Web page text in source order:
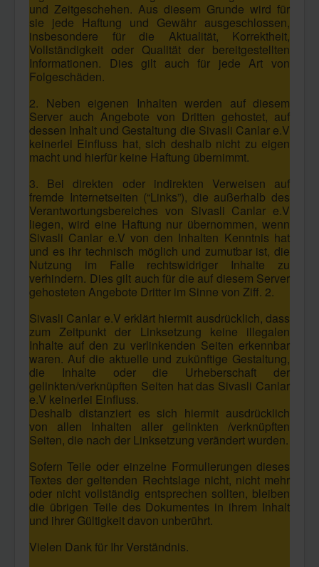
und Zeitgeschehen. Aus diesem Grunde wird für
sie jede Haftung und Gewähr ausgeschlossen,
insbesondere für die Aktualität, Korrektheit,
Vollständigkeit oder Qualität der bereitgestellten
Informationen. Dies gilt auch für jede Art von
Folgeschäden.
2. Neben eigenen Inhalten werden auf diesem
Server auch Angebote von Dritten gehostet, auf
dessen Inhalt und Gestaltung die Sivasli Canlar e.V
keinerlei Einfluss hat, sich deshalb nicht zu eigen
macht und hierfür keine Haftung übernimmt.
3. Bei direkten oder indirekten Verweisen auf
fremde Internetseiten (“Links”), die außerhalb des
Verantwortungsbereiches von Sivasli Canlar e.V
liegen, wird eine Haftung nur übernommen, wenn
Sivasli Canlar e.V von den Inhalten Kenntnis hat
und es ihr technisch möglich und zumutbar ist, die
Nutzung im Falle rechtswidriger Inhalte zu
verhindern. Dies gilt auch für die auf diesem Server
gehosteten Angebote Dritter im Sinne von Ziff. 2.
Sivasli Canlar e.V erklärt hiermit ausdrücklich, dass
zum Zeitpunkt der Linksetzung keine illegalen
Inhalte auf den zu verlinkenden Seiten erkennbar
waren. Auf die aktuelle und zukünftige Gestaltung,
die Inhalte oder die Urheberschaft der
gelinkten/verknüpften Seiten hat das Sivasli Canlar
e.V keinerlei Einfluss.
Deshalb distanziert es sich hiermit ausdrücklich
von allen Inhalten aller gelinkten /verknüpften
Seiten, die nach der Linksetzung verändert wurden.
Sofern Teile oder einzelne Formulierungen dieses
Textes der geltenden Rechtslage nicht, nicht mehr
oder nicht vollständig entsprechen sollten, bleiben
die übrigen Teile des Dokumentes in ihrem Inhalt
und ihrer Gültigkeit davon unberührt.
Vielen Dank für Ihr Verständnis.